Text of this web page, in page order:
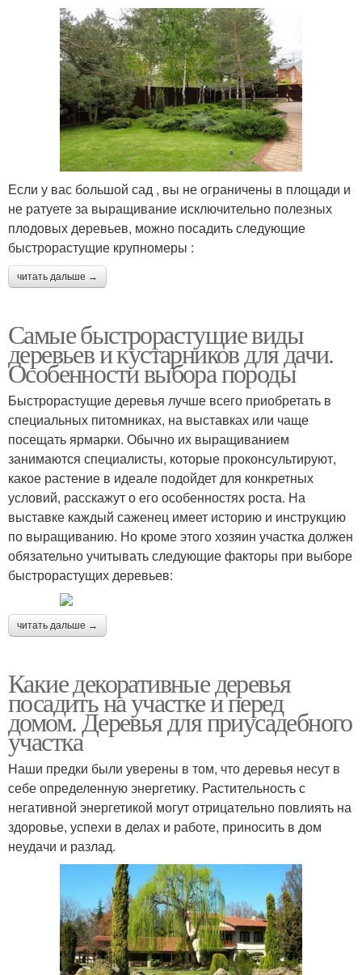
Если у вас большой сад , вы не ограничены в площади и
не ратуете за выращивание исключительно полезных
плодовых деревьев, можно посадить следующие
быстрорастущие крупномеры :
читать дальше →
Самые быстрорастущие виды
деревьев и кустарников для дачи.
Особенности выбора породы
Быстрорастущие деревья лучше всего приобретать в
специальных питомниках, на выставках или чаще
посещать ярмарки. Обычно их выращиванием
занимаются специалисты, которые проконсультируют,
какое растение в идеале подойдет для конкретных
условий, расскажут о его особенностях роста. На
выставке каждый саженец имеет историю и инструкцию
по выращиванию. Но кроме этого хозяин участка должен
обязательно учитывать следующие факторы при выборе
быстрорастущих деревьев:
читать дальше →
Какие декоративные деревья
посадить на участке и перед
домом. Деревья для приусадебного
участка
Наши предки были уверены в том, что деревья несут в
себе определенную энергетику. Растительность с
негативной энергетикой могут отрицательно повлиять на
здоровье, успехи в делах и работе, приносить в дом
неудачи и разлад.